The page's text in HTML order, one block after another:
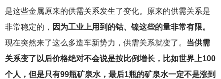
是这些金属原来的供需关系发生了变化。原来的供需关系是
非常稳定的， 因为工业上用到的钴、镍这些的量非常有限。
现在突然来了这么多造车新势力，供需关系就变了。 当供需
关系变了以后价格绝对不会说是按比例增长，比如世界上100
个人，但是只有99瓶矿泉水，最后1瓶的矿泉水一定不是涨到